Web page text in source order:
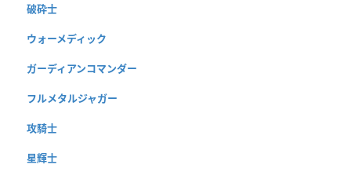
破砕士
ウォーメディック
ガーディアンコマンダー
フルメタルジャガー
攻騎士
星輝士